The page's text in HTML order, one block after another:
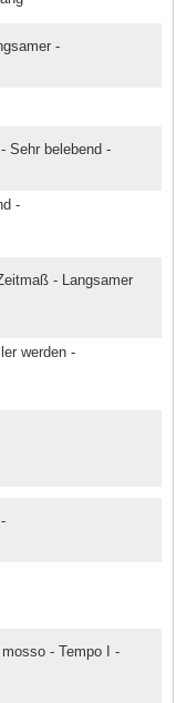
-
Sehr belebend -
-
- Langsamer
werden -
- Tempo I -